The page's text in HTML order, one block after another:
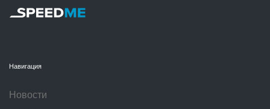
Навигация
Новости